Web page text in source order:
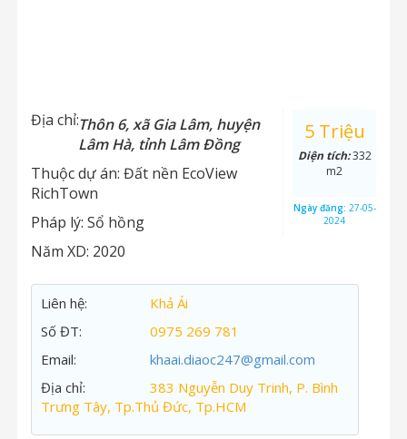
Địa chỉ:Thôn 6, xã Gia Lâm, huyện
Lâm Hà, tỉnh Lâm Đồng
Thuộc dự án: Đất nền EcoView
RichTown
Pháp lý: Sổ hồng
Năm XD: 2020
5 Triệu
Diện tích:332
m2
Ngày đăng: 27-05-
2024
Liên hệ:
Khả Ái
Số ĐT:
0975 269 781
Email:
khaai.diaoc247@gmail.com
Địa chỉ:
383 Nguyễn Duy Trinh, P. Bình
Trưng Tây, Tp.Thủ Đức, Tp.HCM